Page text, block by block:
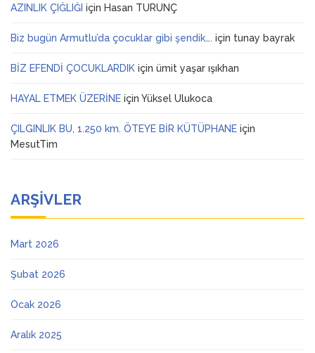
AZINLIK ÇIĞLIĞI için Hasan TURUNÇ
Biz bugün Armutlu’da çocuklar gibi şendik…. için tunay bayrak
BİZ EFENDİ ÇOCUKLARDIK için ümit yaşar ışıkhan
HAYAL ETMEK ÜZERİNE için Yüksel Ulukoca
ÇILGINLIK BU, 1.250 km. ÖTEYE BİR KÜTÜPHANE için
MesutTim
ARŞIVLER
Mart 2026
Şubat 2026
Ocak 2026
Aralık 2025